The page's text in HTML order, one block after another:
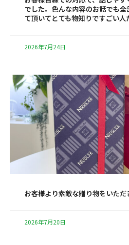
でした。色んな内容のお話でも
て頂いてとても物知りですごい人
2026年7月24日
お客様より素敵な贈り物をいただ
2026年7月20日